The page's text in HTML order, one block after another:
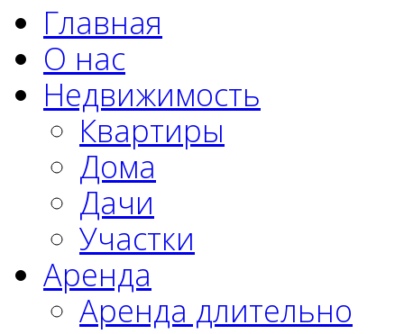
Главная
О нас
Недвижимость
Квартиры
Дома
Дачи
Участки
Аренда
Аренда длительно